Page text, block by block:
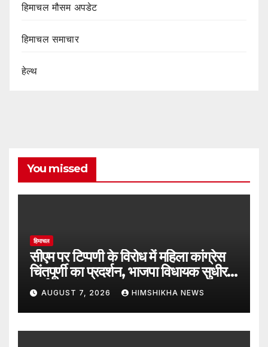
हिमाचल मौसम अपडेट
हिमाचल समाचार
हेल्थ
You missed
हिमाचल
सीएम पर टिप्पणी के विरोध में महिला कांग्रेस
चिंतपूर्णी का प्रदर्शन, भाजपा विधायक सुधीर
शर्मा का फूंका पुतला
AUGUST 7, 2026 HIMSHIKHA NEWS